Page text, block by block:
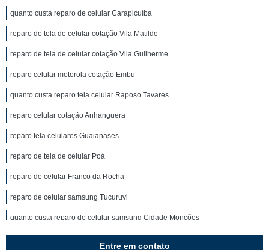
quanto custa reparo de celular Carapicuíba
reparo de tela de celular cotação Vila Matilde
reparo de tela de celular cotação Vila Guilherme
reparo celular motorola cotação Embu
quanto custa reparo tela celular Raposo Tavares
reparo celular cotação Anhanguera
reparo tela celulares Guaianases
reparo de tela de celular Poá
reparo de celular Franco da Rocha
reparo de celular samsung Tucuruvi
quanto custa reparo de celular samsung Cidade Monções
Entre em contato